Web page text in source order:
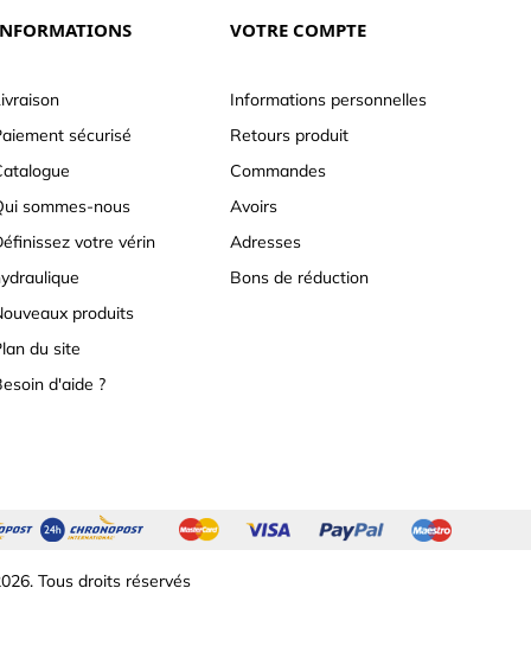
sécurisé
sommes-nous
votre vérin
produits
du site
d'aide ?
VOTRE COMPTE
Informations personnelles
Retours produit
Commandes
Avoirs
Adresses
Bons de réduction
Tous droits réservés